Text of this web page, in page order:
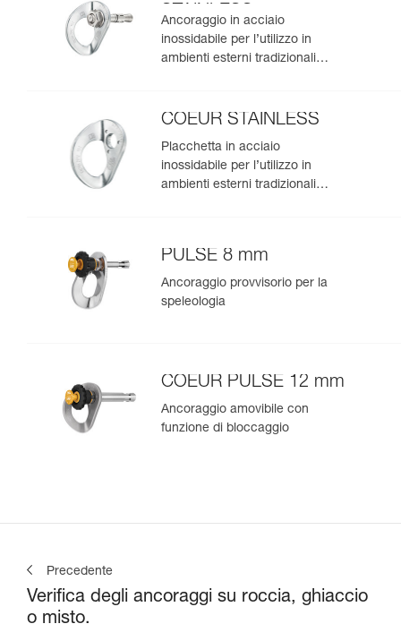
STAINLESS
Ancoraggio in acciaio
inossidabile per l’utilizzo in
ambienti esterni tradizionali
COEUR STAINLESS
Placchetta in acciaio
inossidabile per l’utilizzo in
ambienti esterni tradizionali
PULSE 8 mm
Ancoraggio provvisorio per la
speleologia
COEUR PULSE 12 mm
Ancoraggio amovibile con
funzione di bloccaggio
Precedente
Verifica degli ancoraggi su roccia, ghiaccio
o misto.